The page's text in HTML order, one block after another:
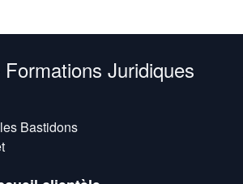
Juridiques
Bastidons